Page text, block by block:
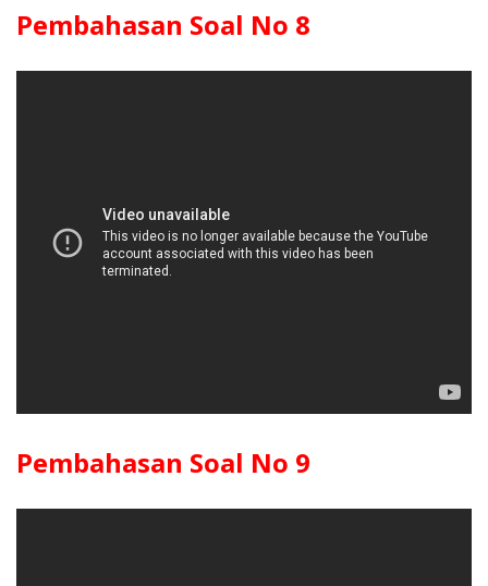
Pembahasan Soal No 8
Pembahasan Soal No 9